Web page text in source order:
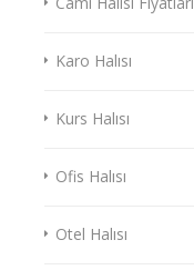
Karo Halısı
Kurs Halısı
Ofis Halısı
Otel Halısı